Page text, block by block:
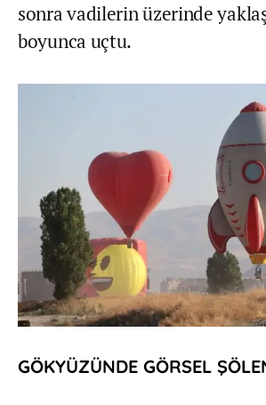
sonra vadilerin üzerinde
boyunca uçtu.
GÖKYÜZÜNDE GÖRSEL